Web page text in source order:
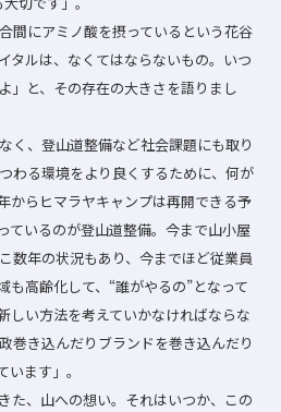
間にアミノ酸を摂っているという花谷
タルは、なくてはならないもの。いつ
」と、その存在の大きさを語りまし
く、登山道整備など社会課題にも取り
わる環境をより良くするために、何が
からヒマラヤキャンプは再開できる予
ているのが登山道整備。今まで山小屋
数年の状況もあり、今までほど従業員
も高齢化して、“誰がやるの”となって
しい方法を考えていかなければならな
巻き込んだりブランドを巻き込んだり
ます」。
た、山への想い。それはいつか、この